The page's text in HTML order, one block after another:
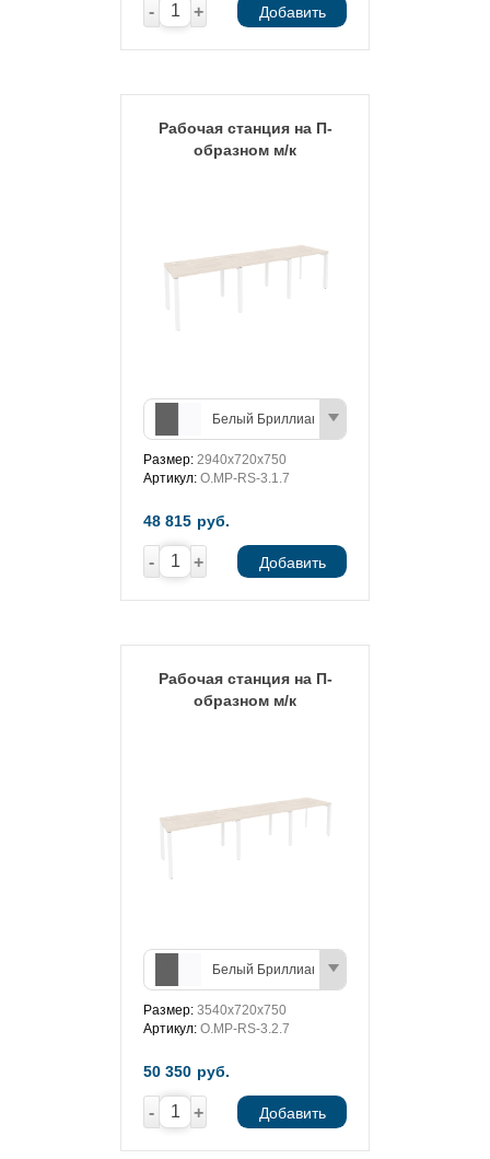
- + Добавить
Рабочая станция на П-
образном м/к
Белый Бриллиант/Антрацит
Размер: 2940х720х750
Артикул: O.MP-RS-3.1.7
48 815 руб.
- + Добавить
Рабочая станция на П-
образном м/к
Белый Бриллиант/Антрацит
Размер: 3540х720х750
Артикул: O.MP-RS-3.2.7
50 350 руб.
- + Добавить